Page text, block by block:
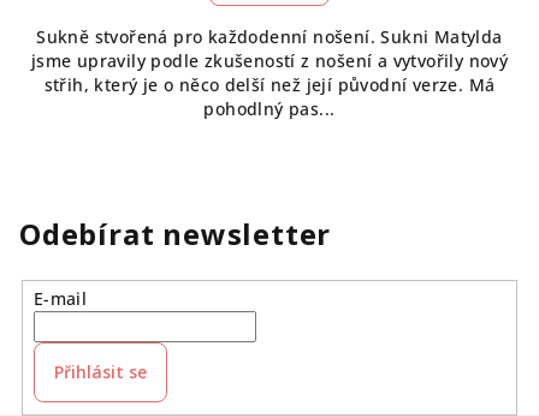
Sukně stvořená pro každodenní nošení. Sukni Matylda
jsme upravily podle zkušeností z nošení a vytvořily nový
střih, který je o něco delší než její původní verze. Má
pohodlný pas...
Odebírat newsletter
E-mail
Přihlásit se